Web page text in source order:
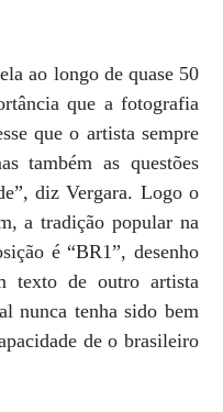
ao longo de quase 50
que a fotografia
que o artista sempre
também as questões
diz Vergara. Logo o
a tradição popular na
é “BR1”, desenho
texto de outro artista
nunca tenha sido bem
de o brasileiro